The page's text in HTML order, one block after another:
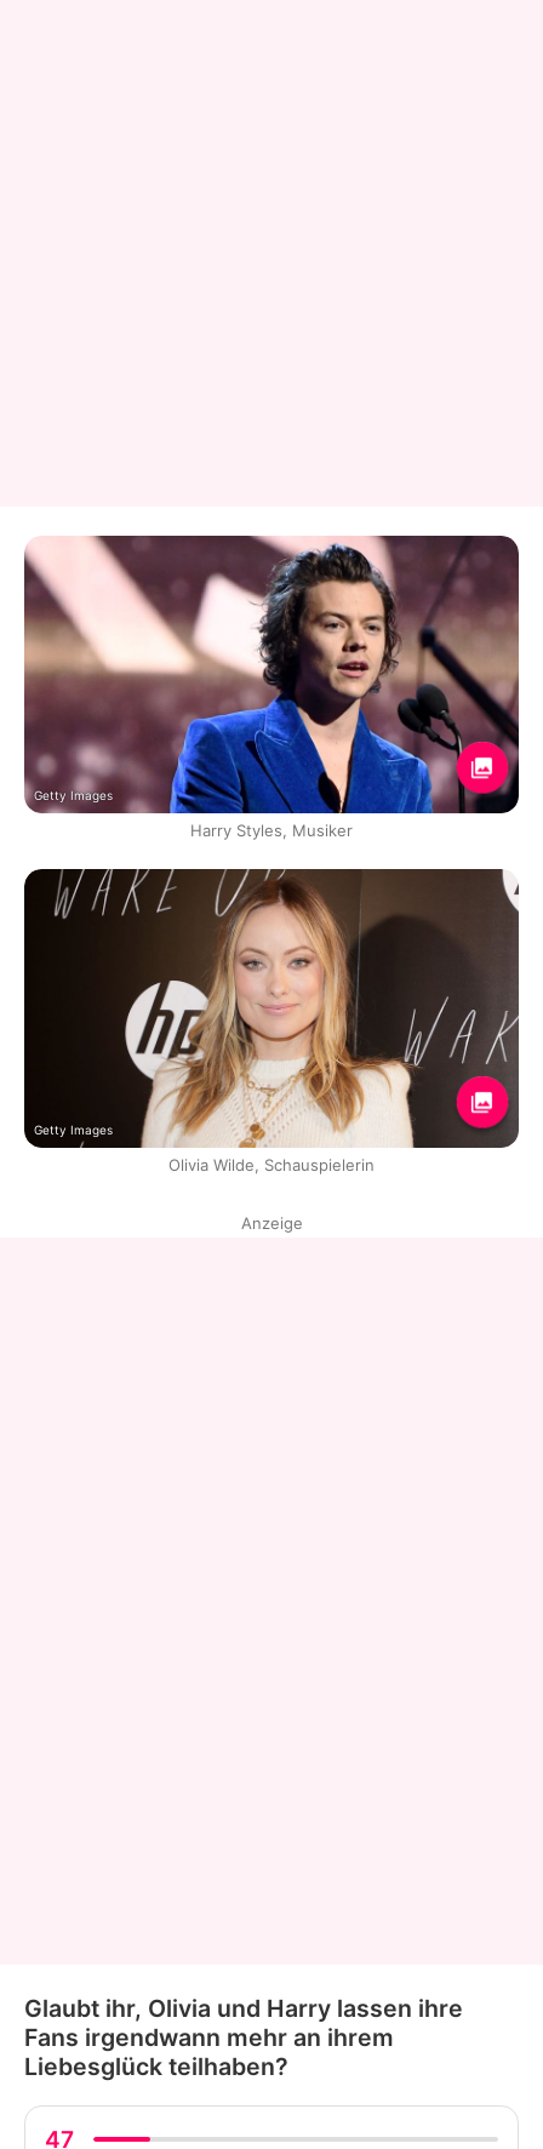
Getty Images
Harry Styles, Musiker
Getty Images
Olivia Wilde, Schauspielerin
Anzeige
Glaubt ihr, Olivia und Harry lassen ihre
Fans irgendwann mehr an ihrem
Liebesglück teilhaben?
47